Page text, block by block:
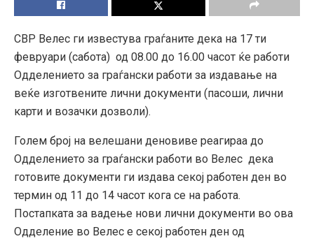
СВР Велес ги известува граѓаните дека на 17 ти
февруари (сабота) од 08.00 до 16.00 часот ќе работи
Одделението за граѓански работи за издавање на
веќе изготвените лични документи (пасоши, лични
карти и возачки дозволи).
Голем број на велешани деновиве реагираа до
Одделението за граѓански работи во Велес дека
готовите документи ги издава секој работен ден во
термин од 11 до 14 часот кога се на работа.
Постапката за вадење нови лични документи во ова
Одделение во Велес е секој работен ден од